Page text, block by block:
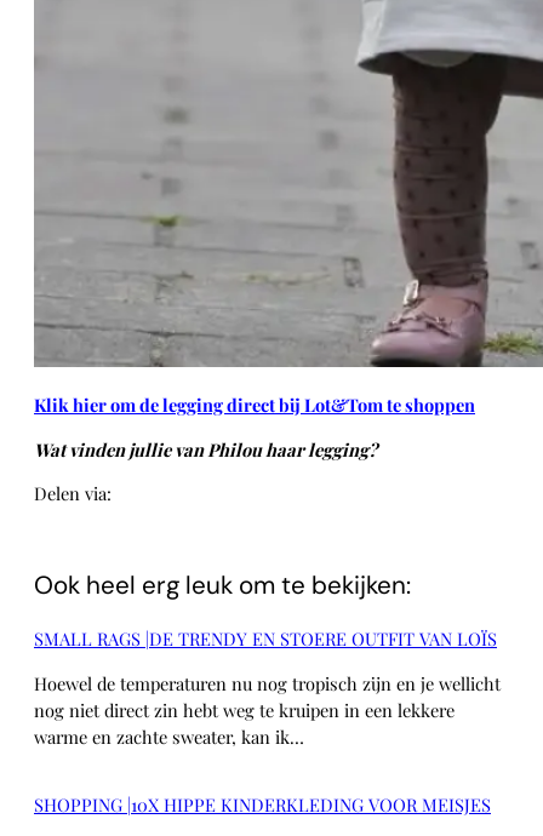
Klik hier om de legging direct bij Lot&Tom te shoppen
Wat vinden jullie van Philou haar legging?
Delen via:
Ook heel erg leuk om te bekijken:
SMALL RAGS |DE TRENDY EN STOERE OUTFIT VAN LOÏS
Hoewel de temperaturen nu nog tropisch zijn en je wellicht
nog niet direct zin hebt weg te kruipen in een lekkere
warme en zachte sweater, kan ik…
SHOPPING |10X HIPPE KINDERKLEDING VOOR MEISJES